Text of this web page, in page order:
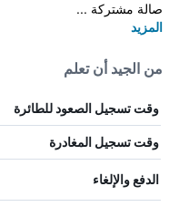
صالة مشتركة ...
المزيد
من الجيد أن تعلم
وقت تسجيل الصعود للطائرة
وقت تسجيل المغادرة
الدفع والإلغاء